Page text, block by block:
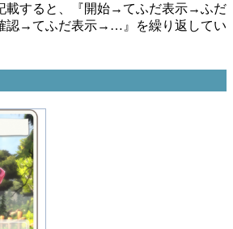
載すると、『開始→てふだ表示→ふだ
認→てふだ表示→…』を繰り返してい